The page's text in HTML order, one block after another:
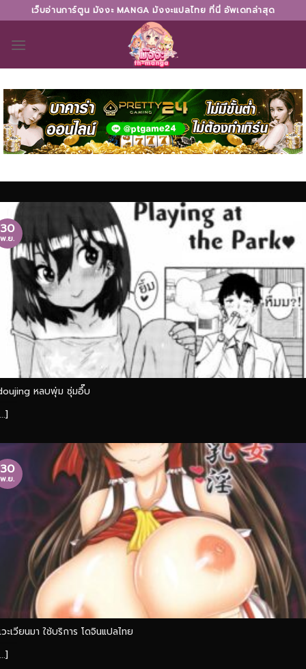
to
content
เว็บอ่านการ์ตูน มังงะ MANGA มังงะแปลไทย ที่นี่ อัพเดทล่าสุด
หลบพุ่ม ซุ่มอึ๊บ
30
พ.ย.
ะเวียนมา ใช้บริการ โดจินแปลไทย
30
พ.ย.